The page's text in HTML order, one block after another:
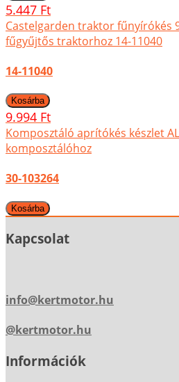
5.447 Ft
Castelgarden traktor fűnyírókés
fűgyűjtős traktorhoz 14-11040
14-11040
9.994 Ft
Komposztáló aprítókés készlet
komposztálóhoz
30-103264
Kapcsolat
info@kertmotor.hu
@kertmotor.hu
Információk